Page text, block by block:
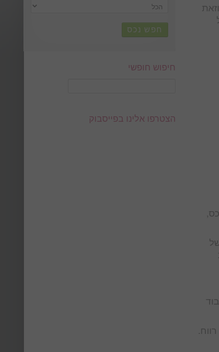
חפש נכס
חיפוש חופשי
הצטרפו אלינו בפייסבוק
אם לא דיי בכך חברת הניהול גורמת לשוכרים להוצאות מרובות ומעמיסה עליהם את כל ההוצאות + 15% רווח.